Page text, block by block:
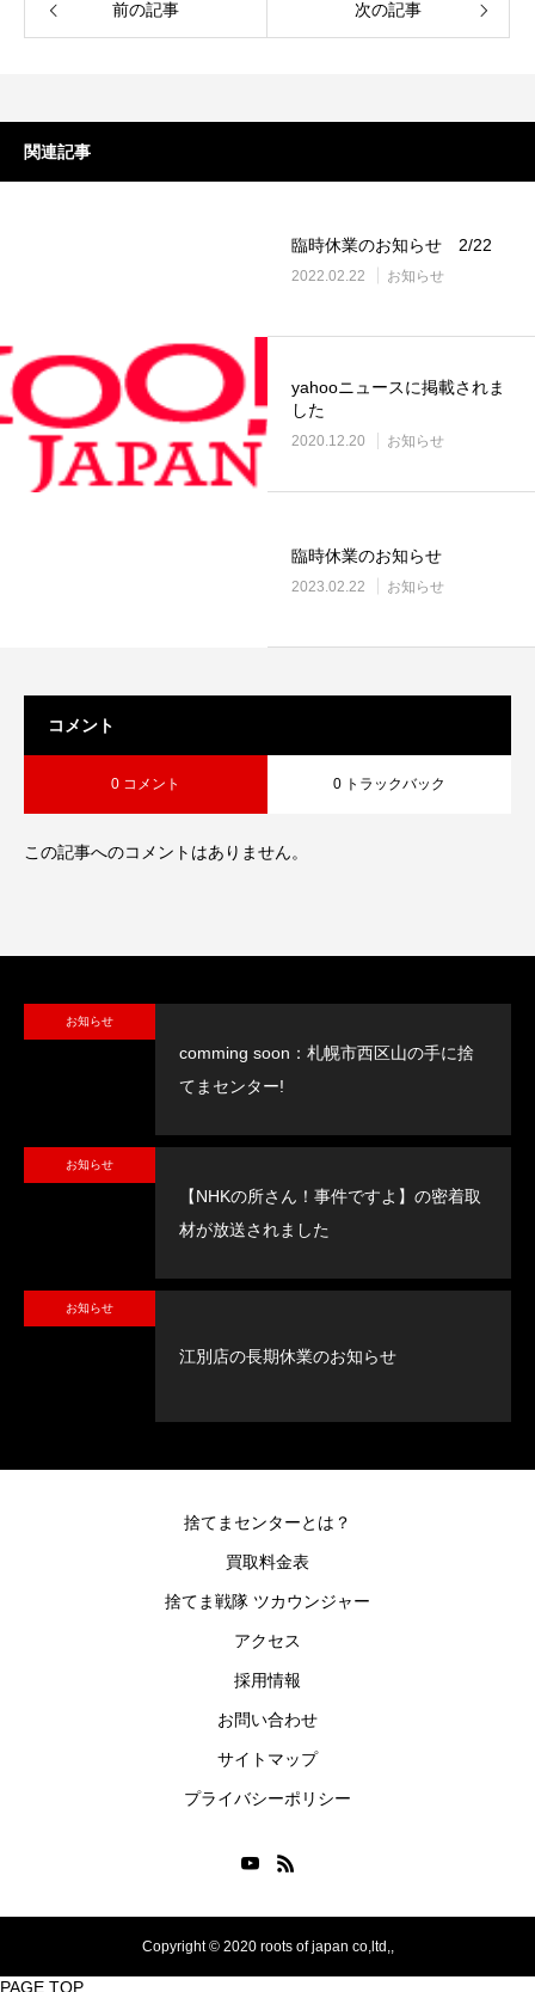
前の記事 次の記事
関連記事
臨時休業のお知らせ 2/22
2022.02.22 お知らせ
yahooニュースに掲載されま
した
2020.12.20 お知らせ
臨時休業のお知らせ
2023.02.22 お知らせ
コメント
0 コメント 0 トラックバック
この記事へのコメントはありません。
お知らせ
comming soon：札幌市西区山の手に捨
てまセンター!
お知らせ
【NHKの所さん！事件ですよ】の密着取
材が放送されました
お知らせ
江別店の長期休業のお知らせ
捨てまセンターとは？
買取料金表
捨てま戦隊 ツカウンジャー
アクセス
採用情報
お問い合わせ
サイトマップ
プライバシーポリシー
Copyright © 2020 roots of japan co,ltd,,
PAGE TOP